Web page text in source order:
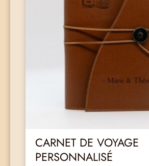
CARNET DE VOYAGE
PERSONNALISÉ